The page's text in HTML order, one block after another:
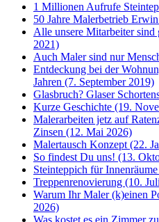
1 Millionen Aufrufe
50 Jahre Malerbetrieb
Alle unsere Mitarbeiter
2021)
Auch Maler sind nur
Entdeckung bei der
Jahren (7. September 2019)
Glasbruch? Glaser
Kurze Geschichte (19.
Malerarbeiten jetz auf
Zinsen (12. Mai 2026)
Malertausch Konzept (22.
So findest Du uns! (13.
Steinteppich für
Treppenrenovierung (10.
Warum Ihr Maler (k)einen
2026)